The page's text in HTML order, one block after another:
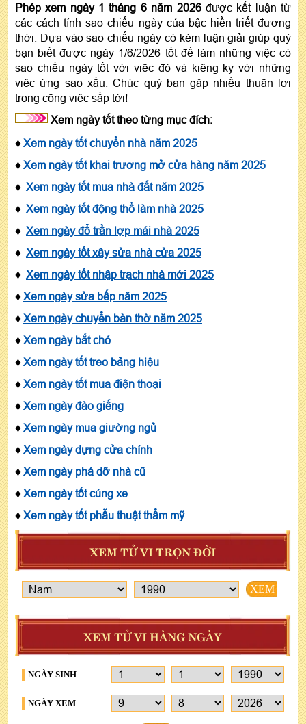
Phép xem ngày 1 tháng 6 năm 2026được kết luận từ
các cách tính sao chiếu ngày của bậc hiền triết đương
thời. Dựa vào sao chiếu ngày có kèm luận giải giúp quý
bạn biết được ngày 1/6/2026 tốt để làm những việc có
sao chiếu ngày tốt với việc đó và kiêng kỵ với những
việc ứng sao xấu. Chúc quý bạn gặp nhiều thuận lợi
trong công việc sắp tới!
Xem ngày tốt theo từng mục đích:
♦Xem ngày tốt chuyển nhà năm 2025
♦Xem ngày tốt khai trương mở cửa hàng năm 2025
♦ Xem ngày tốt mua nhà đất năm 2025
♦ Xem ngày tốt động thổ làm nhà 2025
♦ Xem ngày đổ trần lợp mái nhà 2025
♦ Xem ngày tốt xây sửa nhà cửa 2025
♦ Xem ngày tốt nhập trạch nhà mới 2025
♦Xem ngày sửa bếp năm 2025
♦Xem ngày chuyển bàn thờ năm 2025
♦Xem ngày bắt chó
♦Xem ngày tốt treo bảng hiệu
♦Xem ngày tốt mua điện thoại
♦Xem ngày đào giếng
♦Xem ngày mua giường ngủ
♦Xem ngày dựng cửa chính
♦Xem ngày phá dỡ nhà cũ
♦Xem ngày tốt cúng xe
♦Xem ngày tốt phẫu thuật thẩm mỹ
XEM TỬ VI TRỌN ĐỜI
XEM
XEM TỬ VI HÀNG NGÀY
NGÀY SINH
NGÀY XEM